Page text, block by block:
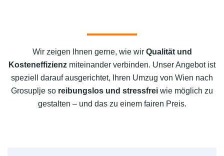
Wir zeigen Ihnen gerne, wie wir Qualität und
Kosteneffizienz miteinander verbinden. Unser Angebot ist
speziell darauf ausgerichtet, Ihren Umzug von Wien nach
Grosuplje so reibungslos und stressfrei wie möglich zu
gestalten – und das zu einem fairen Preis.